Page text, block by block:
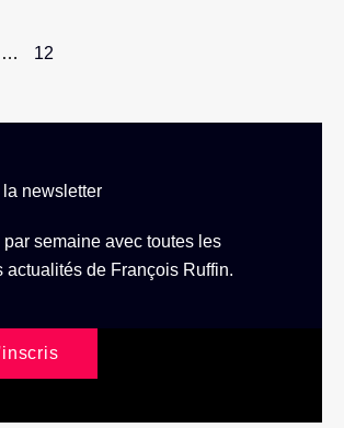
… 12
newsletter
par semaine avec toutes les
actualités de François Ruffin.